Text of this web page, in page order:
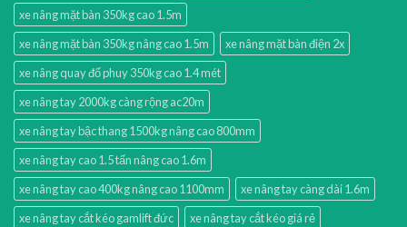
xe nâng mặt bàn 350kg cao 1.5m
xe nâng mặt bàn 350kg nâng cao 1.5m
xe nâng mặt bàn điện 2x
xe nâng quay đổ phuy 350kg cao 1.4 mét
xe nâng tay 2000kg càng rộng ac20m
xe nâng tay bậc thang 1500kg nâng cao 800mm
xe nâng tay cao 1.5 tấn nâng cao 1.6m
xe nâng tay cao 400kg nâng cao 1100mm
xe nâng tay càng dài 1.6m
xe nâng tay cắt kéo gamlift đức
xe nâng tay cắt kéo giá rẻ